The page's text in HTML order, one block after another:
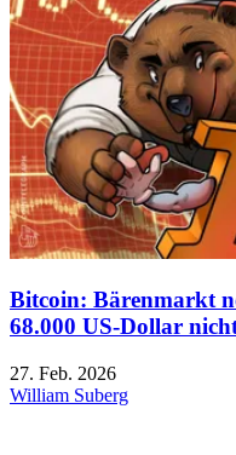
Bitcoin: Bärenmarkt
68.000 US-Dollar
27. Feb. 2026
William Suberg